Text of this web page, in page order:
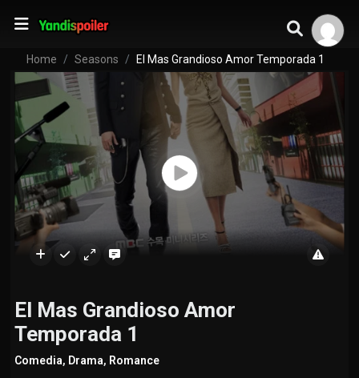
Home Seasons El Mas Grandioso Amor Temporada 1
El Mas Grandioso Amor
Temporada 1
Comedia, Drama, Romance